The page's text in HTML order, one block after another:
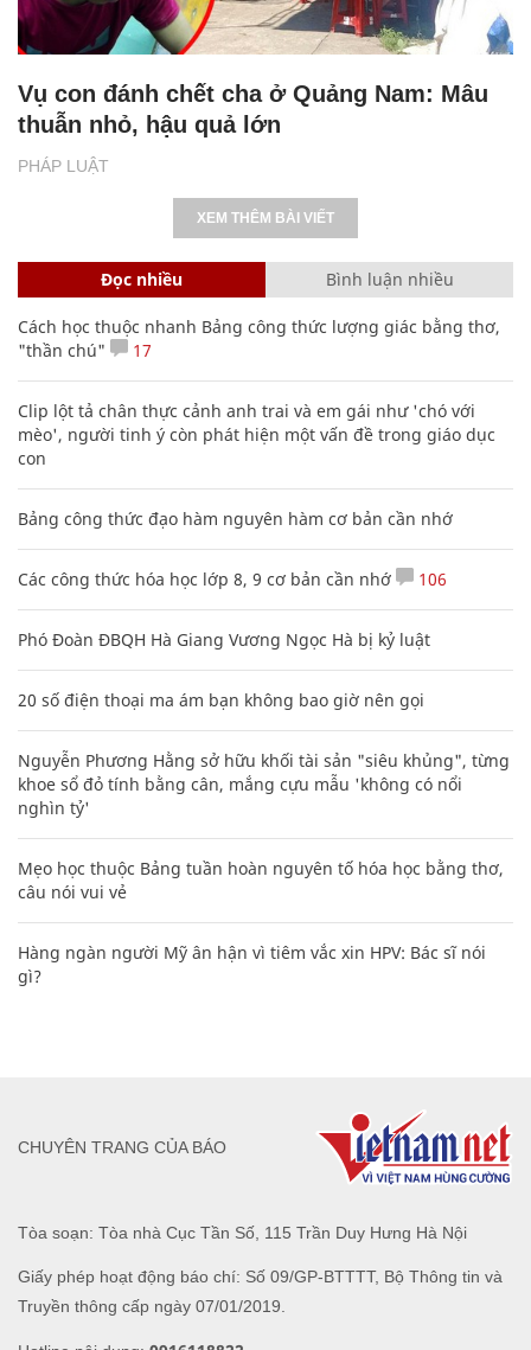
PHÁP LUẬT
Vụ con đánh chết cha ở Quảng Nam: Mâu
thuẫn nhỏ, hậu quả lớn
XEM THÊM BÀI VIẾT
Đọc nhiều Bình luận nhiều
Cách học thuộc nhanh Bảng công thức lượng giác bằng thơ,
"thần chú"
17
Clip lột tả chân thực cảnh anh trai và em gái như 'chó với
mèo', người tinh ý còn phát hiện một vấn đề trong giáo dục
con
Bảng công thức đạo hàm nguyên hàm cơ bản cần nhớ
Các công thức hóa học lớp 8, 9 cơ bản cần nhớ 106
Phó Đoàn ĐBQH Hà Giang Vương Ngọc Hà bị kỷ luật
20 số điện thoại ma ám bạn không bao giờ nên gọi
Nguyễn Phương Hằng sở hữu khối tài sản "siêu khủng", từng
khoe sổ đỏ tính bằng cân, mắng cựu mẫu 'không có nổi
nghìn tỷ'
Mẹo học thuộc Bảng tuần hoàn nguyên tố hóa học bằng thơ,
câu nói vui vẻ
Hàng ngàn người Mỹ ân hận vì tiêm vắc xin HPV: Bác sĩ nói
gì?
Tòa soạn: Tòa nhà Cục Tần Số, 115 Trần Duy Hưng Hà Nội
Giấy phép hoạt động báo chí: Số 09/GP-BTTTT, Bộ Thông tin và
Truyền thông cấp ngày 07/01/2019.
CHUYÊN TRANG CỦA BÁO